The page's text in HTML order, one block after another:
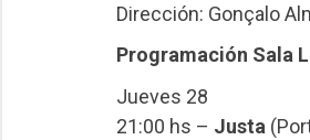
Dirección: Gonçalo
Programación Sala
Jueves 28
21:00 hs – Justa